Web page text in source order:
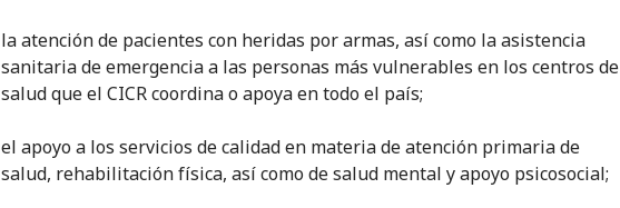
la atención de pacientes con heridas por armas, así como la asistencia
sanitaria de emergencia a las personas más vulnerables en los centros de
salud que el CICR coordina o apoya en todo el país;
el apoyo a los servicios de calidad en materia de atención primaria de
salud, rehabilitación física, así como de salud mental y apoyo psicosocial;